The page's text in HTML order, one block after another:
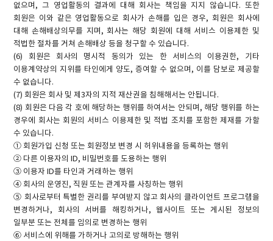
없으며, 그 영업활동의 결과에 대해 회사는 책임을 지지 않습니다. 또한
회원은 이와 같은 영업활동으로 회사가 손해를 입은 경우, 회원은 회사에
대해 손해배상의무를 지며, 회사는 해당 회원에 대해 서비스 이용제한 및
적법한 절차를 거쳐 손해배상 등을 청구할 수 있습니다.
(6) 회원은 회사의 명시적 동의가 있는 한 서비스의 이용권한, 기타
이용계약상의 지위를 타인에게 양도, 증여할 수 없으며, 이를 담보로 제공할
수 없습니다.
(7) 회원은 회사 및 제3자의 지적 재산권을 침해해서는 안됩니다.
(8) 회원은 다음 각 호에 해당하는 행위를 하여서는 안되며, 해당 행위를 하는
경우에 회사는 회원의 서비스 이용제한 및 적법 조치를 포함한 제재를 가할
수 있습니다.
① 회원가입 신청 또는 회원정보 변경 시 허위내용을 등록하는 행위
② 다른 이용자의 ID, 비밀번호를 도용하는 행위
③ 이용자 ID를 타인과 거래하는 행위
④ 회사의 운영진, 직원 또는 관계자를 사칭하는 행위
⑤ 회사로부터 특별한 권리를 부여받지 않고 회사의 클라이언트 프로그램을
변경하거나, 회사의 서버를 해킹하거나, 웹사이트 또는 게시된 정보의
일부분 또는 전체를 임의로 변경하는 행위
⑥ 서비스에 위해를 가하거나 고의로 방해하는 행위